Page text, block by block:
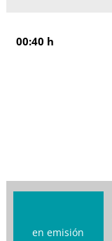
00:40 h
en emisión